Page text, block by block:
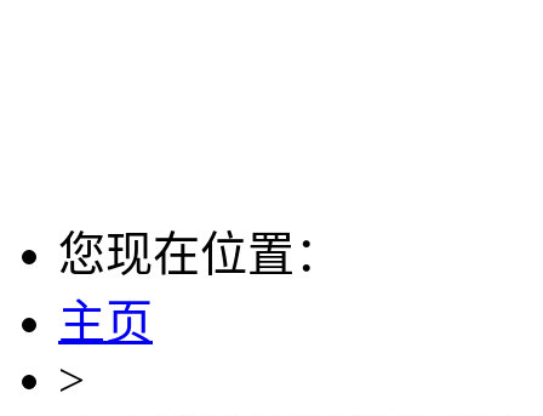
您现在位置：
主页
>